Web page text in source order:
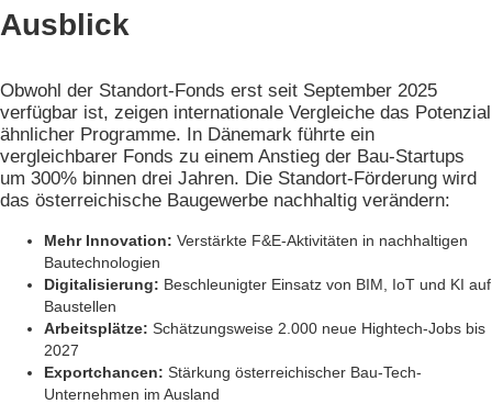
Ausblick
Obwohl der Standort-Fonds erst seit September 2025
verfügbar ist, zeigen internationale Vergleiche das Potenzial
ähnlicher Programme. In Dänemark führte ein
vergleichbarer Fonds zu einem Anstieg der Bau-Startups
um 300% binnen drei Jahren. Die Standort-Förderung wird
das österreichische Baugewerbe nachhaltig verändern:
Mehr Innovation: Verstärkte F&E-Aktivitäten in nachhaltigen
Bautechnologien
Digitalisierung: Beschleunigter Einsatz von BIM, IoT und KI auf
Baustellen
Arbeitsplätze: Schätzungsweise 2.000 neue Hightech-Jobs bis
2027
Exportchancen: Stärkung österreichischer Bau-Tech-
Unternehmen im Ausland